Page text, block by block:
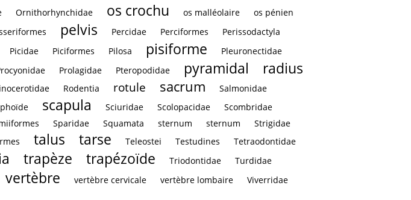
Ornithorhynchidae os crochu os malléolaire os pénien
pelvis Percidae Perciformes
Perissodactyla
Picidae Piciformes Pilosa pisiforme
Pleuronectidae
Prolagidae Pteropodidae pyramidal radius
Rodentia rotule sacrum
Salmonidae
scapula Sciuridae Scolopacidae
Scombridae
Sparidae Squamata sternum sternum
Strigidae
talus tarse Teleostei Testudines
Tetraodontidae
trapèze trapézoïde Triodontidae
Turdidae
vertèbre vertèbre cervicale vertèbre lombaire Viverridae